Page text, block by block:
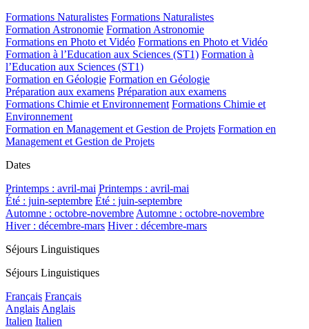
Formations Naturalistes Formations Naturalistes
Formation Astronomie Formation Astronomie
Formations en Photo et Vidéo Formations en Photo et Vidéo
Formation à l’Education aux Sciences (ST1) Formation à
l’Education aux Sciences (ST1)
Formation en Géologie Formation en Géologie
Préparation aux examens Préparation aux examens
Formations Chimie et Environnement Formations Chimie et
Environnement
Formation en Management et Gestion de Projets Formation en
Management et Gestion de Projets
Dates
Printemps : avril-mai Printemps : avril-mai
Été : juin-septembre Été : juin-septembre
Automne : octobre-novembre Automne : octobre-novembre
Hiver : décembre-mars Hiver : décembre-mars
Séjours Linguistiques
Séjours Linguistiques
Français Français
Anglais Anglais
Italien Italien